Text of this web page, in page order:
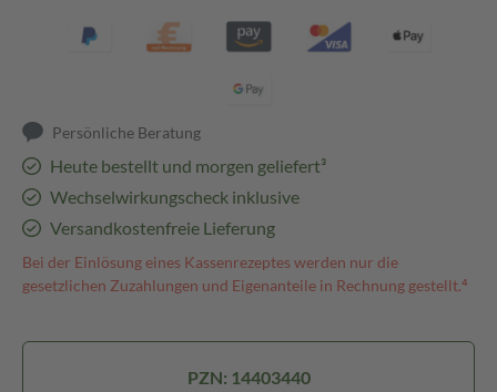
Persönliche Beratung
Heute bestellt und morgen geliefert³
Wechselwirkungscheck inklusive
Versandkostenfreie Lieferung
Bei der Einlösung eines Kassenrezeptes werden nur die
gesetzlichen Zuzahlungen und Eigenanteile in Rechnung gestellt.⁴
PZN: 14403440